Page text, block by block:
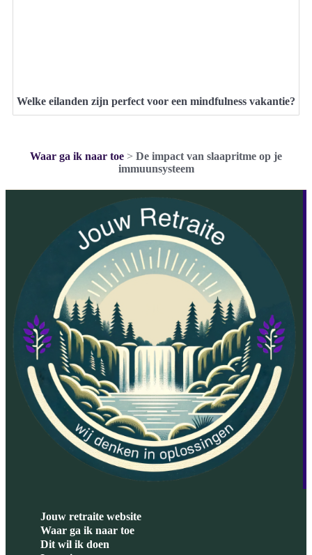
Welke eilanden zijn perfect voor een mindfulness vakantie?
Waar ga ik naar toe > De impact van slaapritme op je
immuunsysteem
Jouw retraite website
Waar ga ik naar toe
Dit wil ik doen